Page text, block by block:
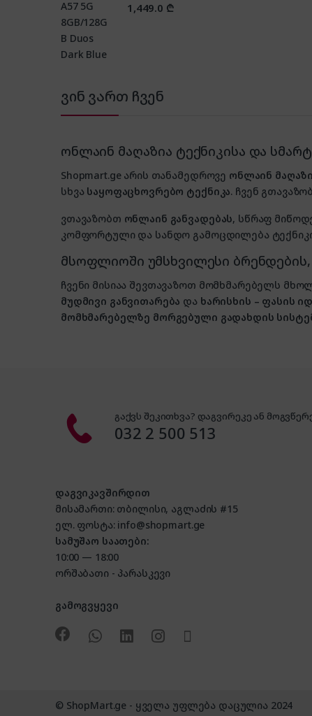
1,449.0 ₾
ვინ ვართ ჩვენ
ონლაინ მაღაზია ტექნიკისა და
Shopmart.ge არის თანამედროვე ონლაინ
სხვა საყოფაცხოვრებო ტექნიკა. ჩვენ
ვთავაზობთ ონლაინ განვადებას, სწრაფ
კომფორტული და სანდო გამოცდილება
მსოფლიოში უმსხვილესი
ჩვენი მისიაა შევთავაზოთ მომხმარებელს
მუდმივი განვითარება და ხარისხის – ფასის
მომხმარებელზე მორგებული გადახდის
გაქვს შეკითხვა? დაგვირეკე ან
032 2 500 513
დაგვიკავშირდით
მისამართი: თბილისი, აგლაძის #15
ელ. ფოსტა: info@shopmart.ge
სამუშაო საათები:
10:00 — 18:00
ორშაბათი - პარასკევი
გამოგვყევი
© ShopMart.ge - ყველა უფლება დაცულია 2024